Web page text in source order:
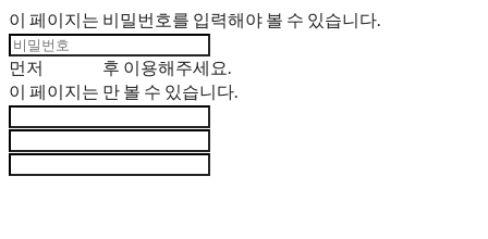
이 페이지는 비밀번호를 입력해야 볼 수 있습니다.
먼저
후 이용해주세요.
이 페이지는 만 볼 수 있습니다.